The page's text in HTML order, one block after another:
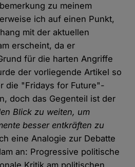
zu meinem
ich auf einen Punkt,
mit der aktuellen
erscheint, da er
für die harten Angriffe
der vorliegende Artikel so
die "Fridays for Future"-
doch das Gegenteil ist der
Blick zu weiten, um
besser entkräften zu
eine Analogie zur Debatte
an: Progressive politische